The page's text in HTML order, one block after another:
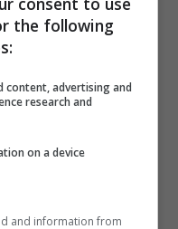
the following
content, advertising and
research and
on a device
and information from